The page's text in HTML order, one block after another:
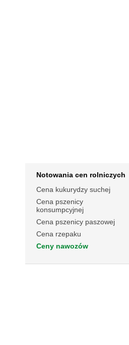
Notowania cen rolniczych
Cena kukurydzy suchej
Cena pszenicy
konsumpcyjnej
Cena pszenicy paszowej
Cena rzepaku
Ceny nawozów